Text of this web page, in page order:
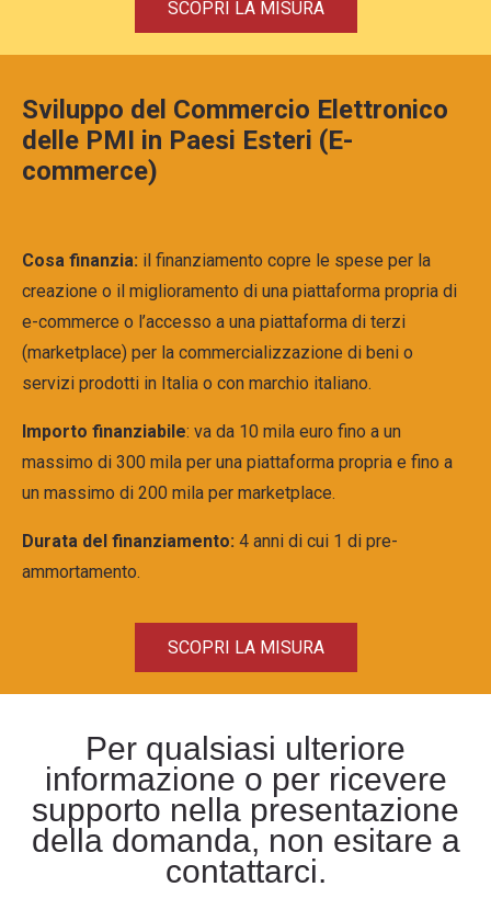
SCOPRI LA MISURA
Sviluppo del Commercio Elettronico
delle PMI in Paesi Esteri (E-
commerce)
Cosa finanzia: il finanziamento copre le spese per la
creazione o il miglioramento di una piattaforma propria di
e-commerce o l’accesso a una piattaforma di terzi
(marketplace) per la commercializzazione di beni o
servizi prodotti in Italia o con marchio italiano.
Importo finanziabile: va da 10 mila euro fino a un
massimo di 300 mila per una piattaforma propria e fino a
un massimo di 200 mila per marketplace.
Durata del finanziamento: 4 anni di cui 1 di pre-
ammortamento.
SCOPRI LA MISURA
Per qualsiasi ulteriore
informazione o per ricevere
supporto nella presentazione
della domanda, non esitare a
contattarci.